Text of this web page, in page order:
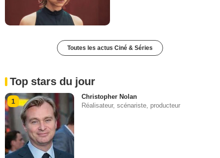
Toutes les actus Ciné & Séries
Top stars du jour
1
Christopher Nolan
Réalisateur, scénariste, producteur